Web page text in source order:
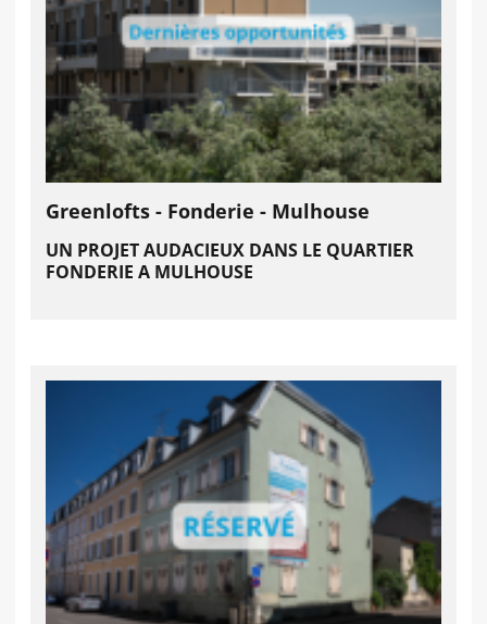
Greenlofts - Fonderie - Mulhouse
UN PROJET AUDACIEUX DANS LE QUARTIER
FONDERIE A MULHOUSE